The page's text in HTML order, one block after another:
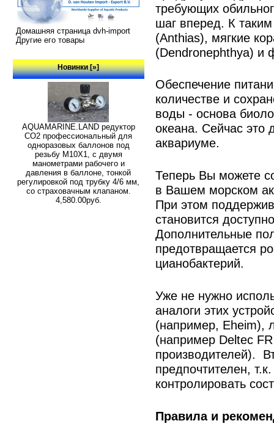
Домашняя страница dvh-import
Другие его товары
Новинки [»]
AQUAMARINE.LAND редуктор
СО2 профессиональный для
одноразовых баллонов под
резьбу M10X1, с двумя
манометрами рабочего и
давления в баллоне, тонкой
регулировкой под трубку 4/6 мм,
со страховачным клапаном.
4,580.00руб.
требующих
шаг вперед. К
(Anthias), мягкие
(Dendronephthya) и
Обеспечение
количестве и
воды - основа
океана. Сейчас
аквариуме.
Теперь Вы можете
в Вашем морском
При этом
становится
Дополнительные
предотвращается
цианобактерий.
Уже не нужно
аналоги этих
(например, Eheim),
(например Deltec
производителей).
предпочтителен,
контролировать
Правила и